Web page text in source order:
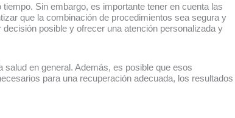
Sin embargo, es importante tener en cuenta las
que la combinación de procedimientos sea segura y
posible y ofrecer una atención personalizada y
en general. Además, es posible que esos
para una recuperación adecuada, los resultados